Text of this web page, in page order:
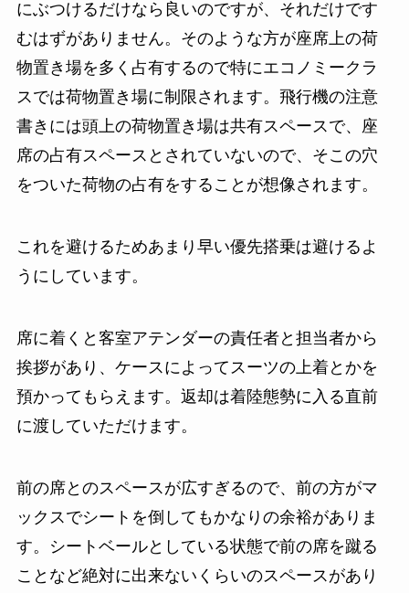
にぶつけるだけなら良いのですが、それだけです
むはずがありません。そのような方が座席上の荷
物置き場を多く占有するので特にエコノミークラ
スでは荷物置き場に制限されます。飛行機の注意
書きには頭上の荷物置き場は共有スペースで、座
席の占有スペースとされていないので、そこの穴
をついた荷物の占有をすることが想像されます。
これを避けるためあまり早い優先搭乗は避けるよ
うにしています。
席に着くと客室アテンダーの責任者と担当者から
挨拶があり、ケースによってスーツの上着とかを
預かってもらえます。返却は着陸態勢に入る直前
に渡していただけます。
前の席とのスペースが広すぎるので、前の方がマ
ックスでシートを倒してもかなりの余裕がありま
す。シートベールとしている状態で前の席を蹴る
ことなど絶対に出来ないくらいのスペースがあり